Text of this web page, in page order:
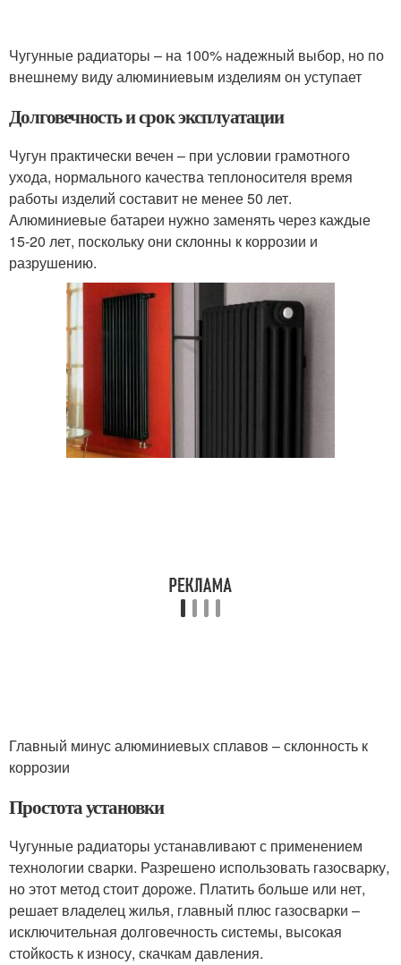
Чугунные радиаторы – на 100% надежный выбор, но по
внешнему виду алюминиевым изделиям он уступает
Долговечность и срок эксплуатации
Чугун практически вечен – при условии грамотного
ухода, нормального качества теплоносителя время
работы изделий составит не менее 50 лет.
Алюминиевые батареи нужно заменять через каждые
15-20 лет, поскольку они склонны к коррозии и
разрушению.
Главный минус алюминиевых сплавов – склонность к
коррозии
Простота установки
Чугунные радиаторы устанавливают с применением
технологии сварки. Разрешено использовать газосварку,
но этот метод стоит дороже. Платить больше или нет,
решает владелец жилья, главный плюс газосварки –
исключительная долговечность системы, высокая
стойкость к износу, скачкам давления.